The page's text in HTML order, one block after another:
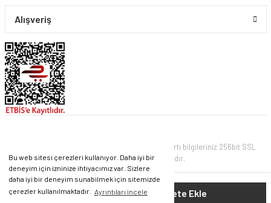
Bu web sitesi çerezleri kullanıyor. Daha iyi bir
deneyim için izninize ihtiyacımız var. Sizlere
daha iyi bir deneyim sunabilmek için sitemizde
çerezler kullanılmaktadır.
Ayrıntıları incele
93.771 TL Sepete Ekle
Alışveriş
© PIRLANTA CO. Tüm Hakları Saklıdır. Kredi kartı bilgileriniz 256bit SSL
sertifikası ile korunmaktadır.
ideasoft
e-
ticaret
ile